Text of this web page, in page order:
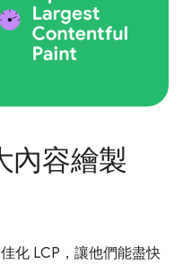
內容繪製
化 LCP，讓他們能盡快